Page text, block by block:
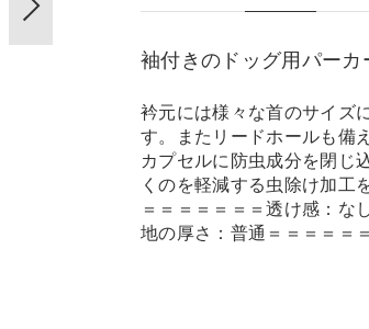
袖付きのドッグ用パーカ
衿元には様々な首のサイズ
す。またリードホールも備
カプセルに防虫成分を閉じ
くのを軽減する虫除け加工
＝＝＝＝＝＝＝透け感：な
地の厚さ：普通＝＝＝＝＝